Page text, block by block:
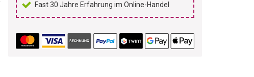
Fast 30 Jahre Erfahrung im Online-Handel